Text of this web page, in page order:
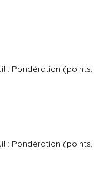
: Pondération (points,
: Pondération (points,